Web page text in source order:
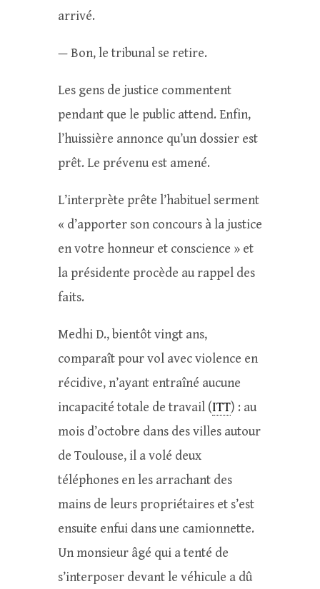
arrivé.
— Bon, le tribunal se retire.
Les gens de justice commentent
pendant que le public attend. Enfin,
l’huissière annonce qu’un dossier est
prêt. Le prévenu est amené.
L’interprète prête l’habituel serment
« d’apporter son concours à la justice
en votre honneur et conscience » et
la présidente procède au rappel des
faits.
Medhi D., bientôt vingt ans,
comparaît pour vol avec violence en
récidive, n’ayant entraîné aucune
incapacité totale de travail (ITT) : au
mois d’octobre dans des villes autour
de Toulouse, il a volé deux
téléphones en les arrachant des
mains de leurs propriétaires et s’est
ensuite enfui dans une camionnette.
Un monsieur âgé qui a tenté de
s’interposer devant le véhicule a dû